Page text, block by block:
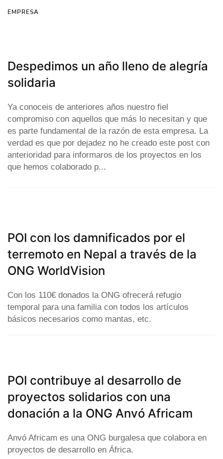
EMPRESA
Despedimos un año lleno de alegría
solidaria
Ya conoceis de anteriores años nuestro fiel
compromiso con aquellos que más lo necesitan y que
es parte fundamental de la razón de esta empresa. La
verdad es que por dejadez no he creado este post con
anterioridad para informaros de los proyectos en los
que hemos colaborado p...
POI con los damnificados por el
terremoto en Nepal a través de la
ONG WorldVision
Con los 110€ donados la ONG ofrecerá refugio
temporal para una familia con todos los artículos
básicos necesarios como mantas, etc.
POI contribuye al desarrollo de
proyectos solidarios con una
donación a la ONG Anvó Africam
Anvó Africam es una ONG burgalesa que colabora en
proyectos de desarrollo en África.